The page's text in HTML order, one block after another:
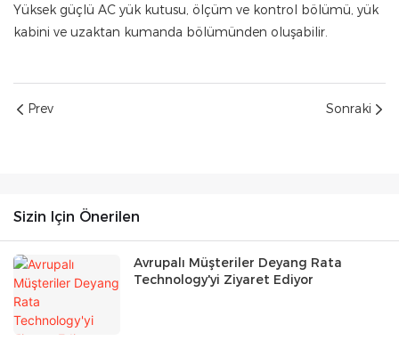
Yüksek güçlü AC yük kutusu, ölçüm ve kontrol bölümü, yük
kabini ve uzaktan kumanda bölümünden oluşabilir.
Prev Sonraki
Sizin Için Önerilen
Avrupalı ​​Müşteriler Deyang Rata
Technology'yi Ziyaret Ediyor